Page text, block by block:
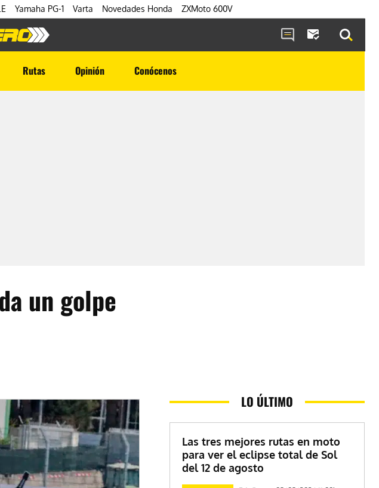
Yamaha PG-1 Varta Novedades Honda ZXMoto 600V
Rutas Opinión Conócenos
un golpe
LO ÚLTIMO
Las tres mejores rutas en moto
para ver el eclipse total de Sol
del 12 de agosto